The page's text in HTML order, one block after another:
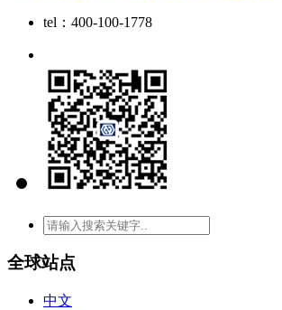
tel：400-100-1778
全球站点
中文